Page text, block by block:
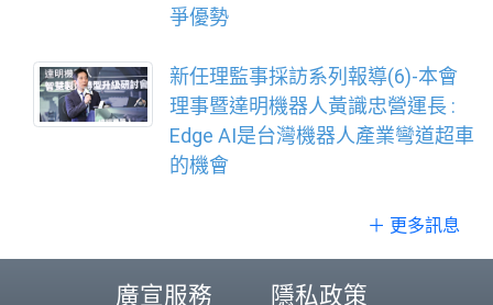
爭優勢
新任理監事採訪系列報導(6)-本會
理事暨達明機器人黃識忠營運長 :
Edge AI是台灣機器人產業彎道超車
的機會
＋ 更多訊息
廣宣服務 隱私政策